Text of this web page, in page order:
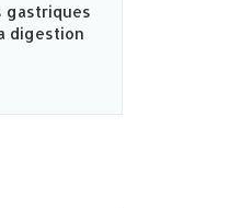
gastriques
digestion